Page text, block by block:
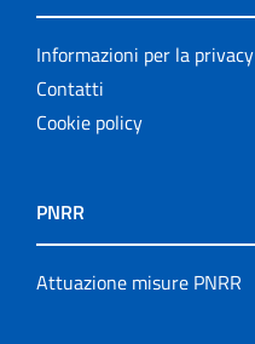
Informazioni per la privacy
Contatti
Cookie policy
PNRR
Attuazione misure PNRR